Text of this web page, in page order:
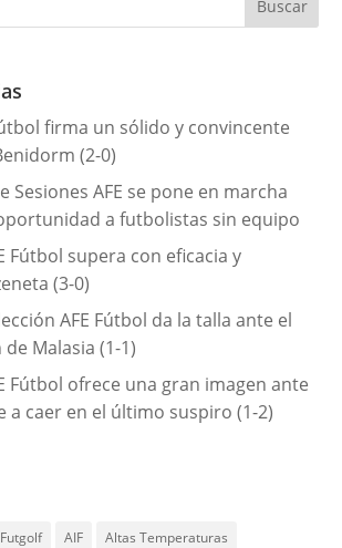
firma un sólido y convincente
(2-0)
Sesiones AFE se pone en marcha
a futbolistas sin equipo
Fútbol supera con eficacia y
(3-0)
AFE Fútbol da la talla ante el
Malasia (1-1)
Fútbol ofrece una gran imagen ante
a caer en el último suspiro (1-2)
AIF
Altas Temperaturas